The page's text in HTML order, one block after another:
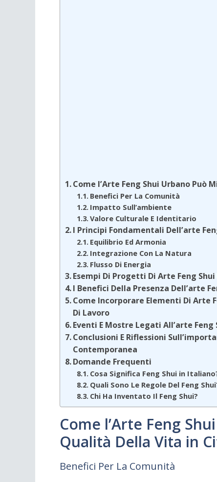
Come l’Arte Feng Shui Urbano
Benefici Per La Comunità
Impatto Sull’ambiente
Valore Culturale E Identitario
I Principi Fondamentali Dell’arte
Equilibrio Ed Armonia
Integrazione Con La Natura
Flusso Di Energia
Esempi Di Progetti Di Arte Feng
I Benefici Della Presenza Dell’arte
Come Incorporare Elementi Di Arte
Di Lavoro
Eventi E Mostre Legati All’arte Feng
Conclusioni E Riflessioni
Contemporanea
Domande Frequenti
Cosa Significa Feng Shui in
Quali Sono Le Regole Del Feng
Chi Ha Inventato Il Feng Shui?
Come l’Arte Feng
Qualità Della Vita in
Benefici Per La Comunità